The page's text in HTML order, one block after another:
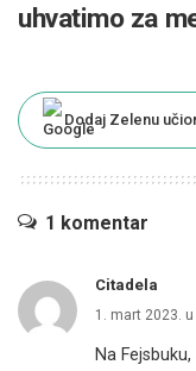
uhvatimo za
Dodaj Zelenu
1 komentar
Citadela
1. mart 2023.
Na